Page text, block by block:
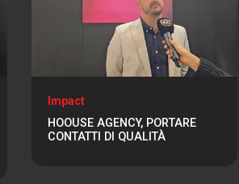
Impact
HOOUSE AGENCY, PORTARE
CONTATTI DI QUALITÀ